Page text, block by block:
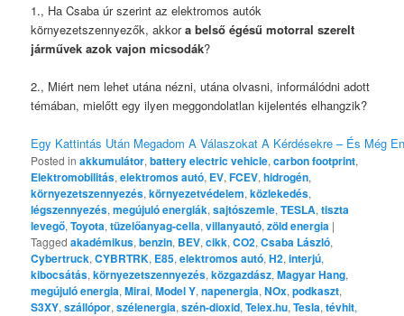
1., Ha Csaba úr szerint az elektromos autók
környezetszennyezők, akkora belső égésű motorral szerelt
járművek azok vajon micsodák?
2., Miért nem lehet utána nézni, utána olvasni, informálódni adott
témában, mielőtt egy ilyen meggondolatlan kijelentés elhangzik?
Egy Kattintás Után Megadom A Válaszokat A Kérdésekre – És Még
Posted in akkumulátor,battery electric vehicle,carbon footprint,
Elektromobilitás,elektromos autó, EV,FCEV,hidrogén,
környezetszennyezés,környezetvédelem,közlekedés,
légszennyezés,megújuló energiák,sajtószemle,TESLA,tiszta
levegő,Toyota,tüzelőanyag-cella,villanyautó,zöld energia |
Tagged akadémikus,benzin, BEV,cikk,CO2,Csaba László,
Cybertruck,CYBRTRK, E85,elektromos autó,H2,interjú,
kibocsátás,környezetszennyezés,közgazdász,Magyar Hang,
megújuló energia,Mirai,Model Y,napenergia,NOx,podkaszt,
S3XY,szállópor,szélenergia,szén-dioxid,Telex.hu,Tesla,tévhit,